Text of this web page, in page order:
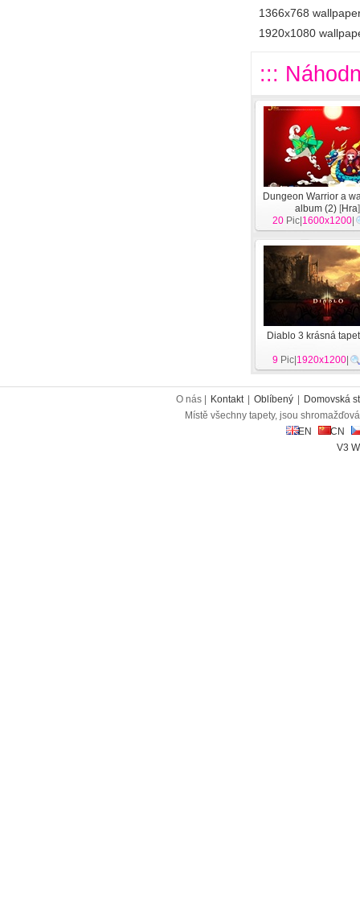
1366x768
1920x1080
:::
Dungeon Warrior a
album (2) [Hra]
20 Pic| 1600x1200
Diablo 3 krásná
9 Pic| 1920x1200
O nás | Kontakt Oblíbený
Domovská
Místě všechny tapety, jsou
EN
CN
V3